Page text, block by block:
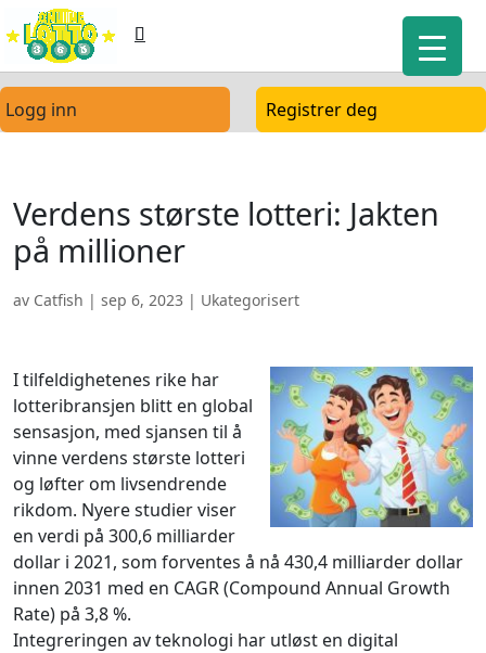
Logg inn Registrer deg
Verdens største lotteri: Jakten
på millioner
av Catfish | sep 6, 2023 | Ukategorisert
I tilfeldighetenes rike har
lotteribransjen blitt en global
sensasjon, med sjansen til å
vinne verdens største lotteri
og løfter om livsendrende
rikdom. Nyere studier viser
en verdi på 300,6 milliarder
dollar i 2021, som forventes å nå 430,4 milliarder dollar
innen 2031 med en CAGR (Compound Annual Growth
Rate) på 3,8 %.
Integreringen av teknologi har utløst en digital